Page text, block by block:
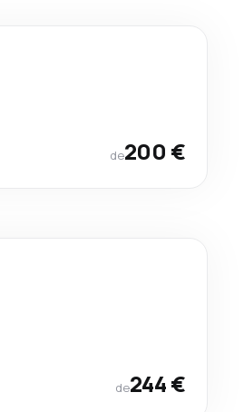
de200 €
de244 €